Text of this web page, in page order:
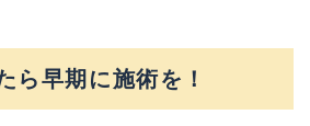
ら早期に施術を！